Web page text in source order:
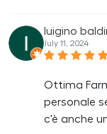
luigino
July 11, 2024
Ottima
personale
c'è anche